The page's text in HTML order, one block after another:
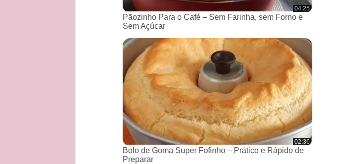
04:25
Pãozinho Para o Café – Sem Farinha, sem Forno e
Sem Açúcar
02:36
Bolo de Goma Super Fofinho – Prático e Rápido de
Preparar